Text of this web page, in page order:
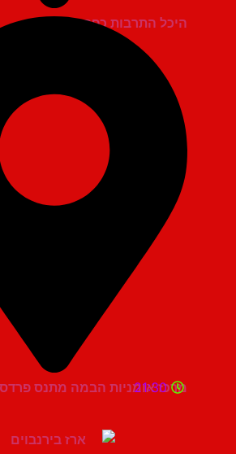
היכל התרבות כפר סבא
מרכז אומניות הבמה מתנס פרדס חנה
21:30